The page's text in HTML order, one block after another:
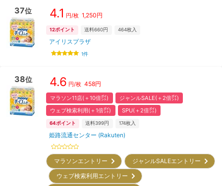
37位 4.1 円/枚 1,250円
12ポイント 送料660円 464枚入
アイリスプラザ
1件
38位 4.6 円/枚 458円
マラソン11店(＋10倍㌽)
ジャンルSALE(＋2倍㌽)
ウェブ検索利用(＋1倍㌽)
SPU(＋2倍㌽)
64ポイント 送料399円 174枚入
姫路流通センター (Rakuten)
マラソンエントリー
ジャンルSALEエントリー
ウェブ検索利用エントリー